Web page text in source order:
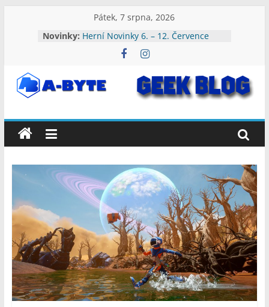
Pátek, 7 srpna, 2026
Novinky: Herní Novinky 13. – 19. Července
Herní Novinky 6. – 12. Července
Herní Novinky 3. – 9. Srpna 2026
Herní Novinky 27. Července – 2.
Herní Novinky 20. – 26. Července
A-
Byte:
Geek
Blog
A-
Byte
Blog
–
Geek
Noviny